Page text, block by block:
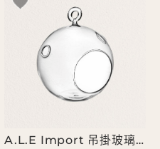
A.L.E Import 吊掛玻璃器皿